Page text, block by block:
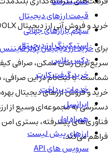
خرید و فروش آنی ارز دیجیتال POOLX در ایران
برایخرید ارز دیجیتال پولز فایننس POOLX
سریع‌ترین زمان ممکن، صرافی
شماست. با ثبت‌نام در این صرافی،
خرید و فروش ارزهای دیجیتال
دسترسی به مجموعه‌ای وسیع از
فناوری‌های پیشرفته، بستری امن
فراهم می‌کند.
قیمت ارزهای دیجیتال
سهام بازارهای جهانی
استیکینگ ارز دیجیتال
دکس پلاس
خرید گیفت کارت
خدمات پرداخت
ایرانسل
همراه اول
ارزهای پیش لیست
سرویس های API